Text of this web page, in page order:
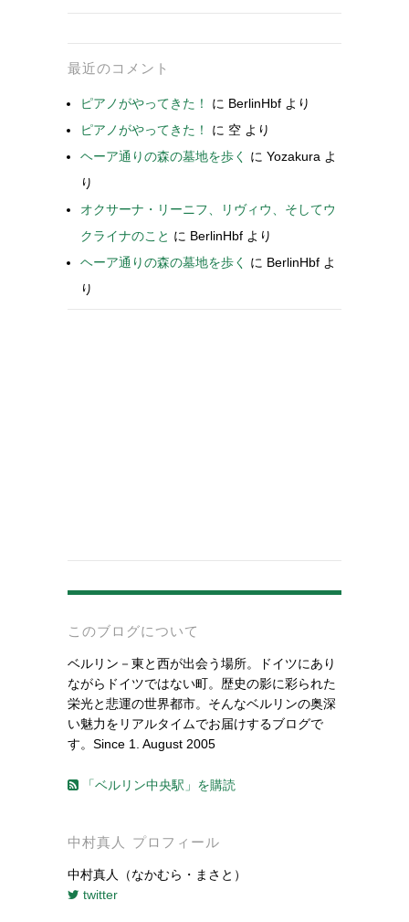
最近のコメント
ピアノがやってきた！ に BerlinHbf より
ピアノがやってきた！
に 空 より
ヘーア通りの森の墓地を歩く
に Yozakura よ
り
オクサーナ・リーニフ、リヴィウ、そしてウ
クライナのこと に BerlinHbf より
ヘーア通りの森の墓地を歩く
に BerlinHbf よ
り
-
このブログについて
ベルリン－東と西が出会う場所。ドイツにあり
ながらドイツではない町。歴史の影に彩られた
栄光と悲運の世界都市。そんなベルリンの奥深
い魅力をリアルタイムでお届けするブログで
す。Since 1. August 2005
「ベルリン中央駅」を購読
中村真人 プロフィール
中村真人（なかむら・まさと）
twitter